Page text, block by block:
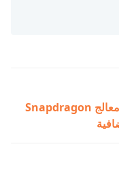
شركة كوالكوم الأمريكية تكشف عن معالج Snapdragon